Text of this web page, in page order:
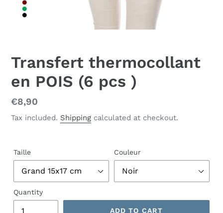
Transfert thermocollant
en POIS (6 pcs )
Regular
price
€8,90
Tax included. Shipping calculated at checkout.
Taille Couleur
Quantity
ADD TO CART